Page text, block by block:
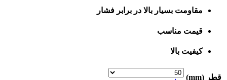
مقاومت بسیار بالا در برابر فشار
قیمت مناسب
کیفیت بالا
قطر (mm)